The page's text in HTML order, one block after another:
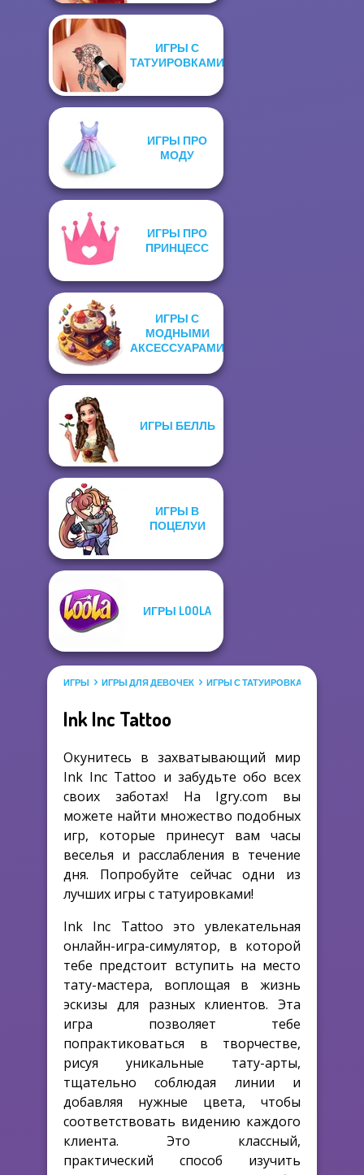
ИГРЫ С
ТАТУИРОВКАМИ
ИГРЫ ПРО
МОДУ
ИГРЫ ПРО
ПРИНЦЕСС
ИГРЫ С
МОДНЫМИ
АКСЕССУАРАМИ
ИГРЫ БЕЛЛЬ
ИГРЫ В
ПОЦЕЛУИ
ИГРЫ LOOLA
ИГРЫ ИГРЫ ДЛЯ ДЕВОЧЕК ИГРЫ С ТАТУИРОВКАМИ
Ink Inc Tattoo
Окунитесь в захватывающий мир
Ink Inc Tattoo и забудьте обо всех
своих заботах! На Igry.com вы
можете найти множество подобных
игр, которые принесут вам часы
веселья и расслабления в течение
дня. Попробуйте сейчас одни из
лучших игры с татуировками!
Ink Inc Tattoo это увлекательная
онлайн-игра-симулятор, в которой
тебе предстоит вступить на место
тату-мастера, воплощая в жизнь
эскизы для разных клиентов. Эта
игра позволяет тебе
попрактиковаться в творчестве,
рисуя уникальные тату-арты,
тщательно соблюдая линии и
добавляя нужные цвета, чтобы
соответствовать видению каждого
клиента. Это классный,
практический способ изучить